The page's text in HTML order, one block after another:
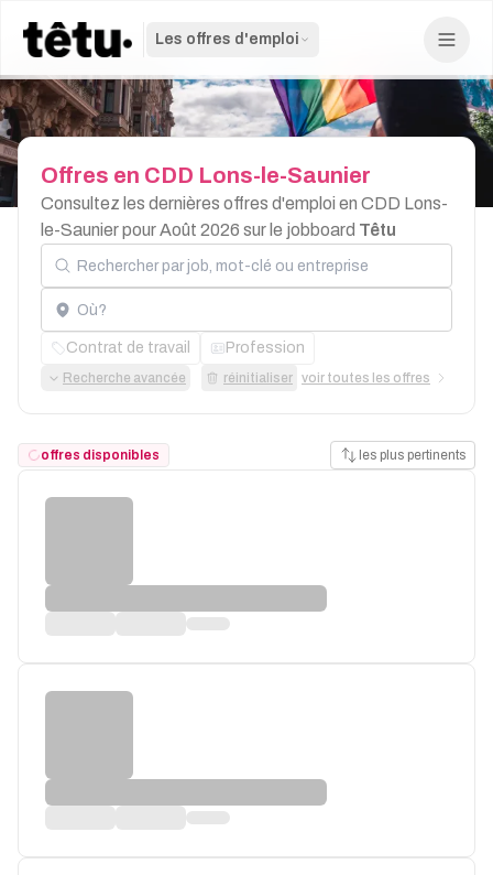
Les offres d'emploi
Offres en CDD Lons-le-Saunier
Consultez les dernières offres d'emploi en CDD Lons-
le-Saunier pour Août 2026 sur le jobboard Têtu
Rechercher par job, mot-clé ou entreprise
Localisation
Contrat de travail Profession
Recherche avancée réinitialiser voir toutes les offres
offres disponibles les plus pertinents